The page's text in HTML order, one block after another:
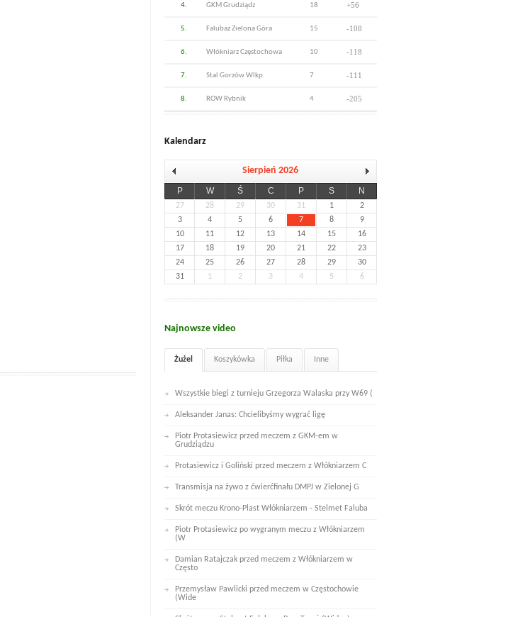
4. GKM Grudziądz 18 +56
5. Falubaz Zielona Góra 15 -108
6. Włókniarz Częstochowa 10 -118
7. Stal Gorzów Wlkp. 7 -111
8. ROW Rybnik 4 -205
Kalendarz
Sierpień 2026
P W Ś C P S N
27 28 29 30 31 1
2
3
4 5 6 7 8
9
10
11 12 13 14 15
16
17
18 19 20 21 22
23
24
25 26 27 28 29
30
31
1 2 3 4 5 6
Najnowsze video
Żużel Koszykówka Piłka Inne
Wszystkie biegi z turnieju Grzegorza Walaska przy W69 (
Aleksander Janas: Chcielibyśmy wygrać ligę
Piotr Protasiewicz przed meczem z GKM-em w
Grudziądzu
Protasiewicz i Goliński przed meczem z Włókniarzem C
Transmisja na żywo z ćwierćfinału DMPJ w Zielonej G
Skrót meczu Krono-Plast Włókniarzem - Stelmet Faluba
Piotr Protasiewicz po wygranym meczu z Włókniarzem
(W
Damian Ratajczak przed meczem z Włókniarzem w
Często
Przemysław Pawlicki przed meczem w Częstochowie
(Wide